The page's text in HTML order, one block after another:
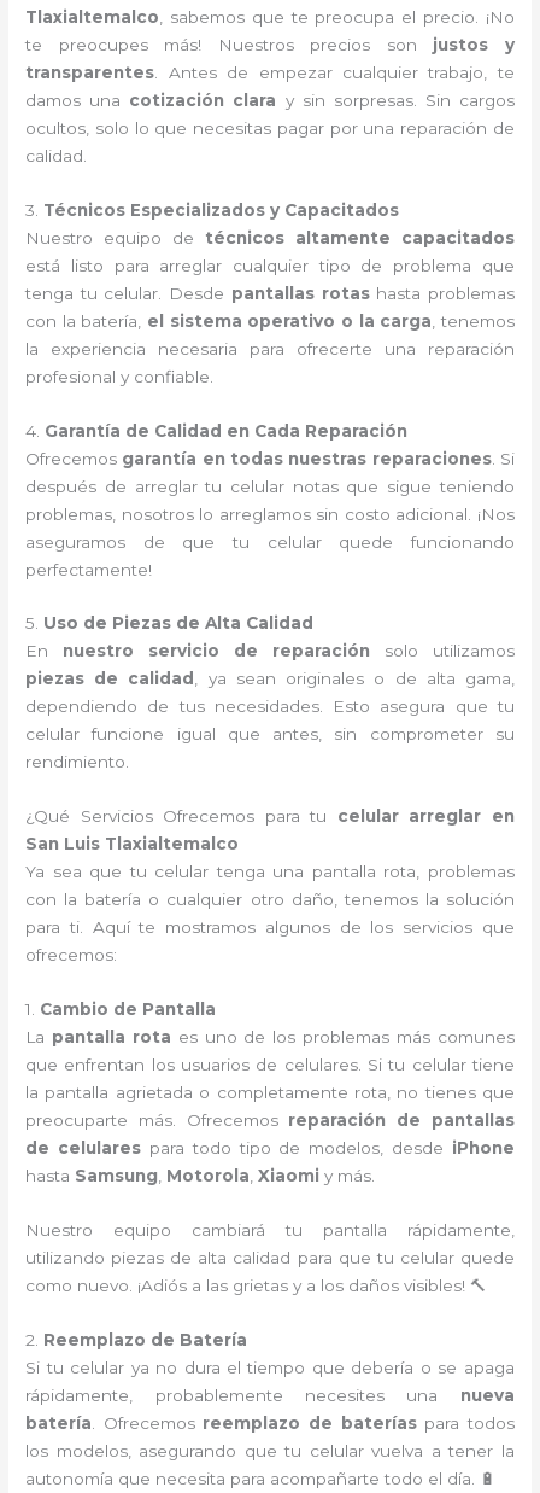
Tlaxialtemalco , sabemos que te preocupa el precio. ¡No
te preocupes más! Nuestros precios son justos y
transparentes . Antes de empezar cualquier trabajo, te
damos una cotización clara y sin sorpresas. Sin cargos
ocultos, solo lo que necesitas pagar por una reparación de
calidad.
3. Técnicos Especializados y Capacitados
Nuestro equipo de técnicos altamente capacitados
está listo para arreglar cualquier tipo de problema que
tenga tu celular. Desde pantallas rotashasta problemas
con la batería, el sistema operativo o la carga , tenemos
la experiencia necesaria para ofrecerte una reparación
profesional y confiable.
4. Garantía de Calidad en Cada Reparación
Ofrecemos garantía en todas nuestras reparaciones. Si
después de arreglar tu celular notas que sigue teniendo
problemas, nosotros lo arreglamos sin costo adicional. ¡Nos
aseguramos de que tu celular quede funcionando
perfectamente!
5. Uso de Piezas de Alta Calidad
En nuestro servicio de reparación solo utilizamos
piezas de calidad , ya sean originales o de alta gama,
dependiendo de tus necesidades. Esto asegura que tu
celular funcione igual que antes, sin comprometer su
rendimiento.
¿Qué Servicios Ofrecemos para tu celular arreglar en
San Luis Tlaxialtemalco
Ya sea que tu celular tenga una pantalla rota, problemas
con la batería o cualquier otro daño, tenemos la solución
para ti. Aquí te mostramos algunos de los servicios que
ofrecemos:
1. Cambio de Pantalla
La pantalla rota es uno de los problemas más comunes
que enfrentan los usuarios de celulares. Si tu celular tiene
la pantalla agrietada o completamente rota, no tienes que
preocuparte más. Ofrecemos reparación de pantallas
de celularespara todo tipo de modelos, desde iPhone
hasta Samsung Motorola ,Xiaomi y más.
Nuestro equipo cambiará tu pantalla rápidamente,
utilizando piezas de alta calidad para que tu celular quede
como nuevo. ¡Adiós a las grietas y a los daños visibles! 🔨
2. Reemplazo de Batería
Si tu celular ya no dura el tiempo que debería o se apaga
rápidamente, probablemente necesites una nueva
batería . Ofrecemos reemplazo de bateríaspara todos
los modelos, asegurando que tu celular vuelva a tener la
autonomía que necesita para acompañarte todo el día. 🔋